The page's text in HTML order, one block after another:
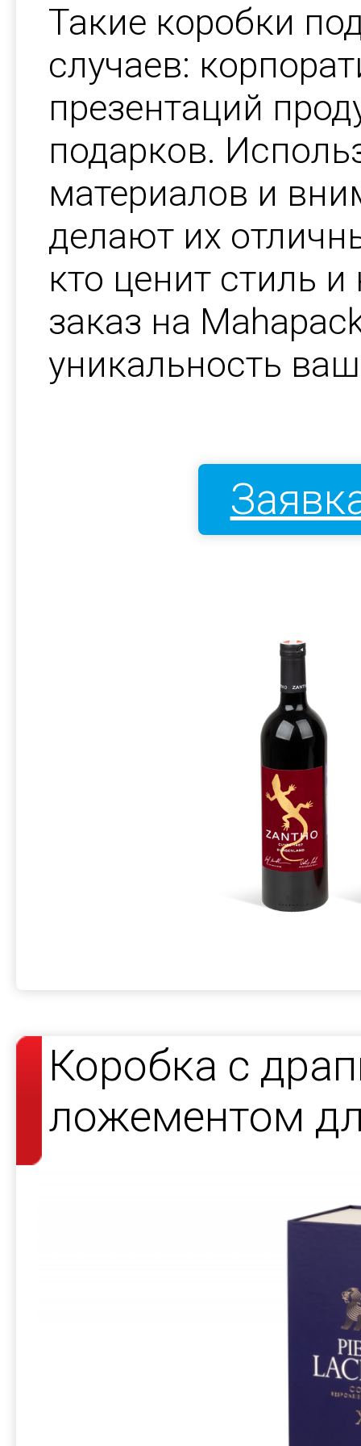
Такие коробки
случаев:
презентаций
подарков.
материалов и
делают их
кто ценит стиль
заказ на
уникальность
Коробка с
ложементом